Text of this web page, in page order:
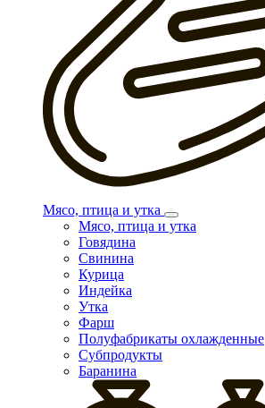
Мясо, птица и утка
Мясо, птица и утка
Говядина
Свинина
Курица
Индейка
Утка
Фарш
Полуфабрикаты охлажденные
Субпродукты
Баранина